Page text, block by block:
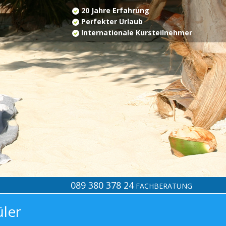
20 Jahre Erfahrung
Perfekter Urlaub
Internationale Kursteilnehmer
089 380 378 24 FACHBERATUNG